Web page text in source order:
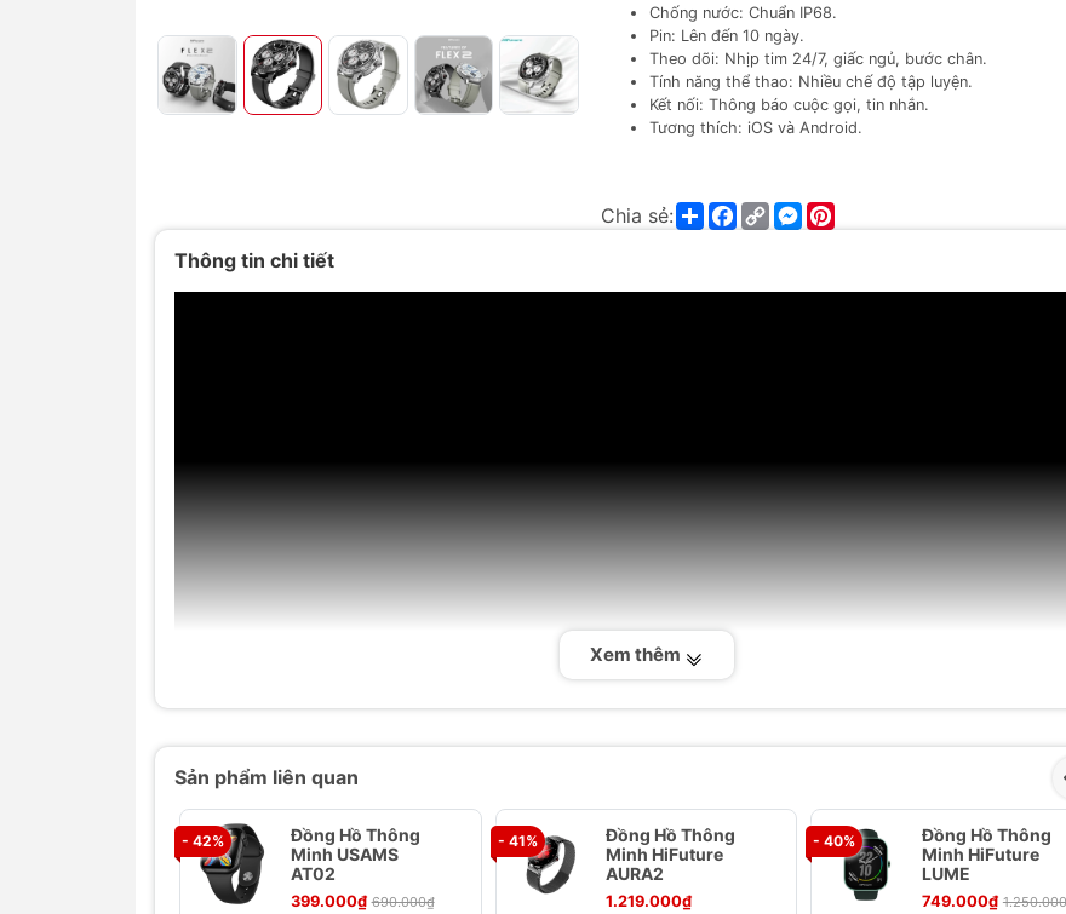
Chống nước: Chuẩn IP68.
Pin: Lên đến 10 ngày.
Theo dõi: Nhịp tim 24/7, giấc ngủ, bước chân.
Tính năng thể thao: Nhiều chế độ tập luyện.
Kết nối: Thông báo cuộc gọi, tin nhắn.
Tương thích: iOS và Android.
Chia sẻ: ShareFacebook
Copy
Link
Messenger
Thông tin chi tiết
Xem thêm
Sản phẩm liên quan
- 42%
Đồng Hồ Thông
Minh USAMS
AT02
399.000₫ 690.000₫
- 41%
Đồng Hồ Thông
Minh HiFuture
AURA2
1.219.000₫
- 40%
Đồng Hồ Thông
Minh HiFuture
LUME
749.000₫